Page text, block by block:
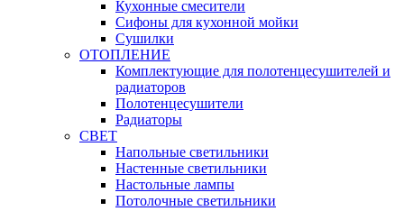
Кухонные смесители
Сифоны для кухонной мойки
Сушилки
ОТОПЛЕНИЕ
Комплектующие для полотенцесушителей и
радиаторов
Полотенцесушители
Радиаторы
СВЕТ
Напольные светильники
Настенные светильники
Настольные лампы
Потолочные светильники